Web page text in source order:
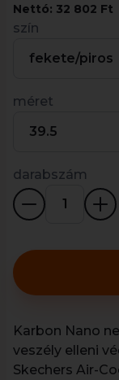
Nettó: 32 802 Ft
szín
fekete/piros
méret
39.5
darabszám
Karbon Nano
veszély elleni
Skechers Air-